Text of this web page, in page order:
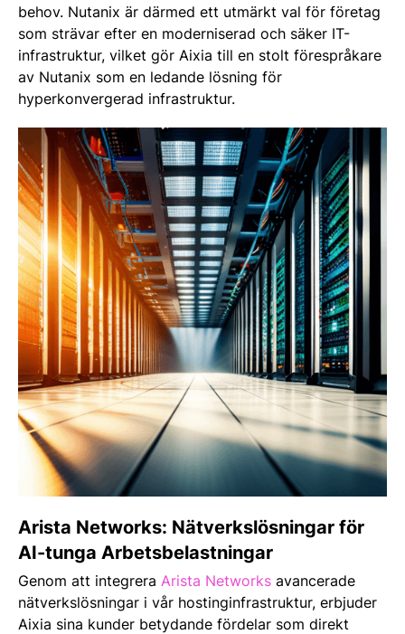
behov. Nutanix är därmed ett utmärkt val för företag
som strävar efter en moderniserad och säker IT-
infrastruktur, vilket gör Aixia till en stolt förespråkare
av Nutanix som en ledande lösning för
hyperkonvergerad infrastruktur.
Arista Networks: Nätverkslösningar för
AI-tunga Arbetsbelastningar
Genom att integrera Arista Networks avancerade
nätverkslösningar i vår hostinginfrastruktur, erbjuder
Aixia sina kunder betydande fördelar som direkt